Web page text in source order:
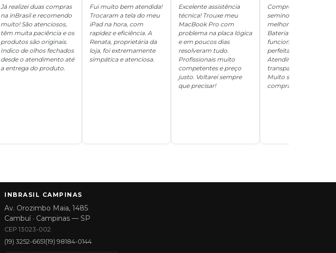
Já realizei duas compras
na inBrasil e recomendo
muito! São atenciosos,
têm muita paciência e os
produtos são originais.
Indico de olhos fechados
desde o atendimento até
a entrega do produto.
Fui muito bem atendida!
Trocaram a tela do meu
iPad na hora, com
rapidez e eficiência. A
Renata, proprietária da
loja, foi extremamente
simpática e atenciosa.
Excelente assistência
técnica! Trouxe meu
MacBook Pro com
problema na placa lógica
e em poucos dias
resolveram tudo.
Profissionais muito
competentes e preço
justo. Voltarei sempre
que precisar!
Comprei um iPhone
seminovo aqui e ficou
melhor que novo.
Bateria 100%, tudo
funcionando
perfeitamente.
Atendimento
transparente e
Muito satisfeita com a
compra!
INBRASIL CAMPINAS
Av. Orozimbo Maia, 1485
Cambuí · Campinas — SP
CEP 13023-002
(19) 3252-6651(19) 98184-0144